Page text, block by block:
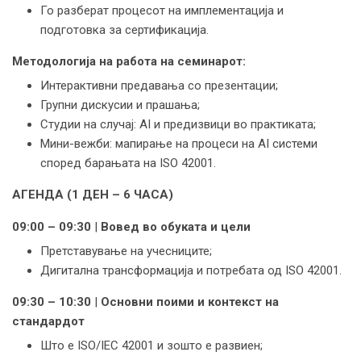
Го разберат процесот на имплементација и
подготовка за сертификација.
Методологија на работа на семинарот:
Интерактивни предавања со презентации;
Групни дискусии и прашања;
Студии на случај: AI и предизвици во практиката;
Мини-вежби: мапирање на процеси на AI системи
според барањата на ISO 42001.
АГЕНДА (1 ДЕН – 6 ЧАСА)
09:00 – 09:30 | Вовед во обуката и цели
Претставување на учесниците;
Дигитална трансформација и потребата од ISO 42001.
09:30 – 10:30 | Основни поими и контекст на
стандардот
Што е ISO/IEC 42001 и зошто е развиен;